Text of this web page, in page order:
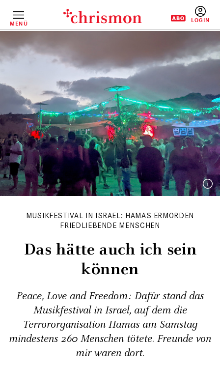
InhaltMENÜ
MUSIKFESTIVAL IN ISRAEL: HAMAS ERMORDEN
FRIEDLIEBENDE MENSCHEN
Das hätte auch ich sein
können
Peace, Love and Freedom: Dafür stand das
Musikfestival in Israel, auf dem die
Terrororganisation Hamas am Samstag
mindestens 260 Menschen tötete. Freunde von
mir waren dort.